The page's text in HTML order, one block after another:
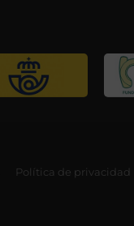
Política de privacidad